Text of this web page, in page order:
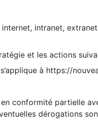
internet, intranet,
et les actions
à https://
conformité partielle
dérogations